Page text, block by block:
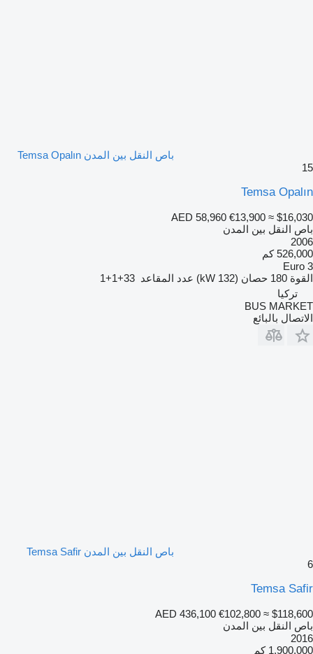
باص النقل بين المدن Temsa Opalın
15
Temsa Opalın
AED 58,960 €13,900 ≈ $16,030
باص النقل بين المدن
2006
526,000 كم
Euro 3
القوة 180 حصان (132 kW) عدد المقاعد 33+1+1
تركيا
BUS MARKET
الاتصال بالبائع
باص النقل بين المدن Temsa Safir
6
Temsa Safir
AED 436,100 €102,800 ≈ $118,600
باص النقل بين المدن
2016
1,900,000 كم